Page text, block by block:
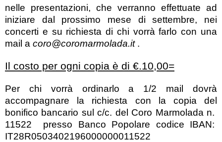
nelle presentazioni, che verranno effettuate ad
iniziare dal prossimo mese di settembre, nei
concerti e su richiesta di chi vorrà farlo con una
mail a coro@coromarmolada.it.
Il costo per ogni copia è di €.10,00=
Per chi vorrà ordinarlo a 1/2 mail dovrà
accompagnare la richiesta con la copia del
bonifico bancario sul c/c. del Coro Marmolada n.
11522 presso Banco Popolare codice IBAN:
IT28R0503402196000000011522